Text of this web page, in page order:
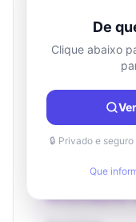
Informações
País
Cidade
Região
Informações
De
Clique abaixo
🔒 Privado e
Que